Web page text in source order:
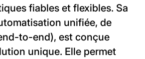
fiables et flexibles. Sa
unifiée, de
to-end), est conçue
unique. Elle permet